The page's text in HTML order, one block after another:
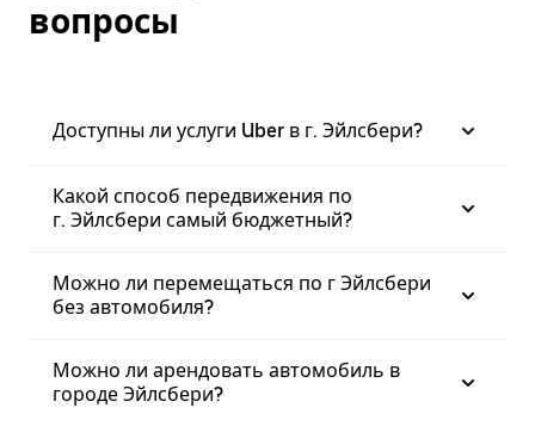
вопросы
Доступны ли услуги Uber в г. Эйлсбери?
Какой способ передвижения по
г. Эйлсбери самый бюджетный?
Можно ли перемещаться по г Эйлсбери
без автомобиля?
Можно ли арендовать автомобиль в
городе Эйлсбери?